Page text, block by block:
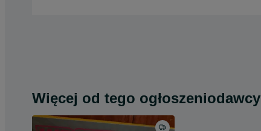
Więcej od tego ogłoszeniodawcy